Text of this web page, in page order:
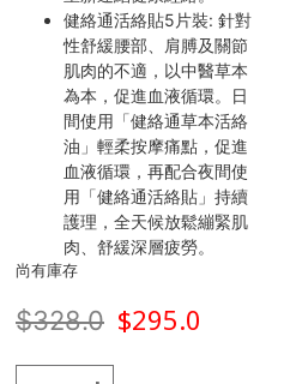
健絡通活絡貼5片裝: 針對
性舒緩腰部、肩膊及關節
肌肉的不適，以中醫草本
為本，促進血液循環。日
間使用「健絡通草本活絡
油」輕柔按摩痛點，促進
血液循環，再配合夜間使
用「健絡通活絡貼」持續
護理，全天候放鬆繃緊肌
肉、舒緩深層疲勞。
尚有庫存
$328.0 $295.0